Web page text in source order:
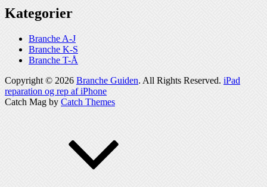
Kategorier
Branche A-J
Branche K-S
Branche T-Å
Copyright © 2026 Branche Guiden. All Rights Reserved. iPad
reparation og rep af iPhone
Catch Mag by Catch Themes